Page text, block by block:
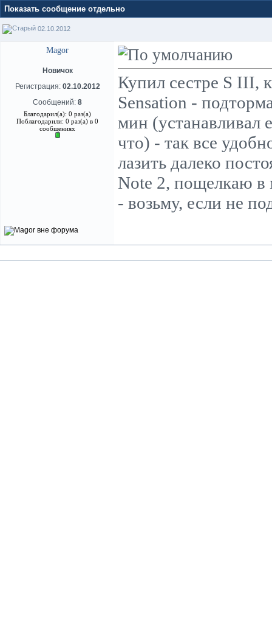
Показать сообщение отдельно
02.10.2012
Magor
Новичок
Регистрация: 02.10.2012
Сообщений: 8
Благодарил(а): 0 раз(а)
Поблагодарили: 0 раз(а) в 0
сообщениях
Купил сестре S III,
Sensation -
мин (устанавливал
что) - так все
лазить далеко
Note 2, пощелкаю в
- возьму, если не